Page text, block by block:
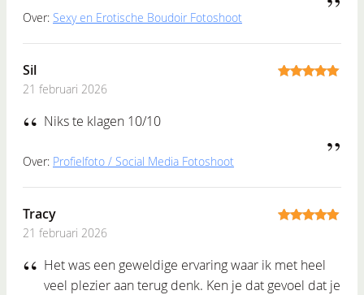
Over: Sexy en Erotische Boudoir Fotoshoot
Sil
21 februari 2026
Niks te klagen 10/10
Over: Profielfoto / Social Media Fotoshoot
Tracy
21 februari 2026
Het was een geweldige ervaring waar ik met heel
veel plezier aan terug denk. Ken je dat gevoel dat je